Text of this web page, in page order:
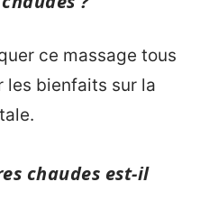
ce massage tous
les bienfaits sur la
chaudes est-il